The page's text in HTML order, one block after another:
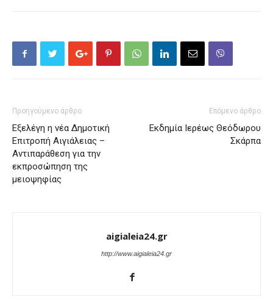
Προηγούμενο άρθρο
Εξελέγη η νέα Δημοτική
Επιτροπή Αιγιάλειας –
Αντιπαράθεση για την
εκπροσώπηση της
μειοψηφίας
Επόμενο άρθρο
Εκδημία Ιερέως Θεόδωρου
Σκάρπα
aigialeia24.gr
http://www.aigialeia24.gr